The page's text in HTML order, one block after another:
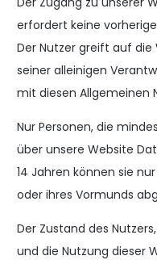
erfordert keine
Der Nutzer greift auf
seiner alleinigen
mit diesen Allgemeinen
Nur Personen, die
über unsere Website
14 Jahren können sie
oder ihres Vormunds
Der Zustand des
und die Nutzung dieser